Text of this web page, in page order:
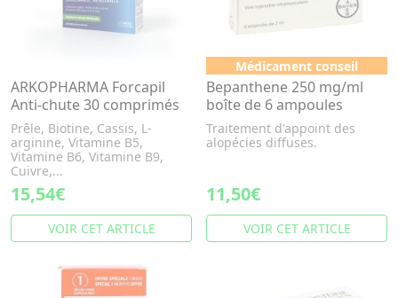
ARKOPHARMA Forcapil
Anti-chute 30 comprimés
Prêle, Biotine, Cassis, L-
arginine, Vitamine B5,
Vitamine B6, Vitamine B9,
Cuivre,...
15,54€
VOIR CET ARTICLE
Médicament conseil
Bepanthene 250 mg/ml
boîte de 6 ampoules
Traitement d'appoint des
alopécies diffuses.
11,50€
VOIR CET ARTICLE